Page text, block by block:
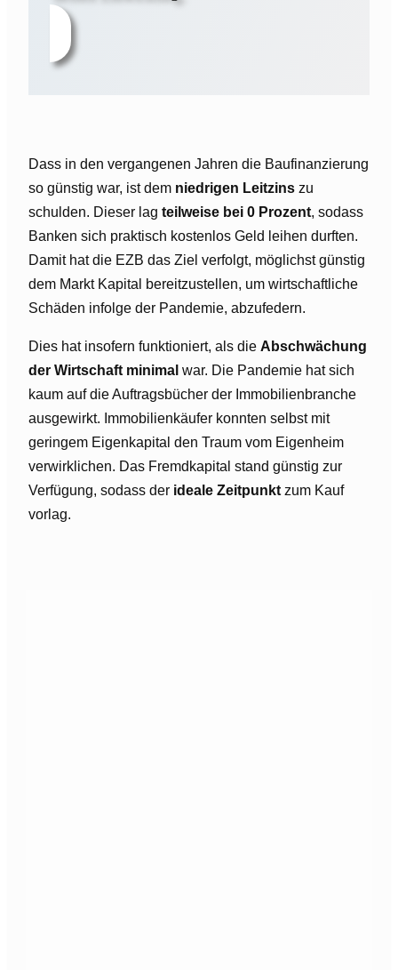
Dass in den vergangenen Jahren die Baufinanzierung
so günstig war, ist dem niedrigen Leitzins zu
schulden. Dieser lag teilweise bei 0 Prozent, sodass
Banken sich praktisch kostenlos Geld leihen durften.
Damit hat die EZB das Ziel verfolgt, möglichst günstig
dem Markt Kapital bereitzustellen, um wirtschaftliche
Schäden infolge der Pandemie, abzufedern.
Dies hat insofern funktioniert, als die Abschwächung
der Wirtschaft minimal war. Die Pandemie hat sich
kaum auf die Auftragsbücher der Immobilienbranche
ausgewirkt. Immobilienkäufer konnten selbst mit
geringem Eigenkapital den Traum vom Eigenheim
verwirklichen. Das Fremdkapital stand günstig zur
Verfügung, sodass der ideale Zeitpunkt zum Kauf
vorlag.